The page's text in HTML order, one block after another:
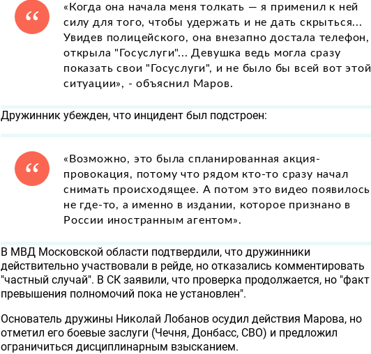
«Когда она начала меня толкать — я применил к ней
силу для того, чтобы удержать и не дать скрыться...
Увидев полицейского, она внезапно достала телефон,
открыла "Госуслуги"... Девушка ведь могла сразу
показать свои "Госуслуги", и не было бы всей вот этой
ситуации», - объяснил Маров.
Дружинник убежден, что инцидент был подстроен:
«Возможно, это была спланированная акция-
провокация, потому что рядом кто-то сразу начал
снимать происходящее. А потом это видео появилось
не где-то, а именно в издании, которое признано в
России иностранным агентом».
В МВД Московской области подтвердили, что дружинники
действительно участвовали в рейде, но отказались комментировать
"частный случай". В СК заявили, что проверка продолжается, но "факт
превышения полномочий пока не установлен".
Основатель дружины Николай Лобанов осудил действия Марова, но
отметил его боевые заслуги (Чечня, Донбасс, СВО) и предложил
ограничиться дисциплинарным взысканием.